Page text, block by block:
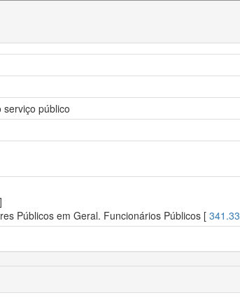
público
]
Públicos em Geral. Funcionários Públicos [ 341.33